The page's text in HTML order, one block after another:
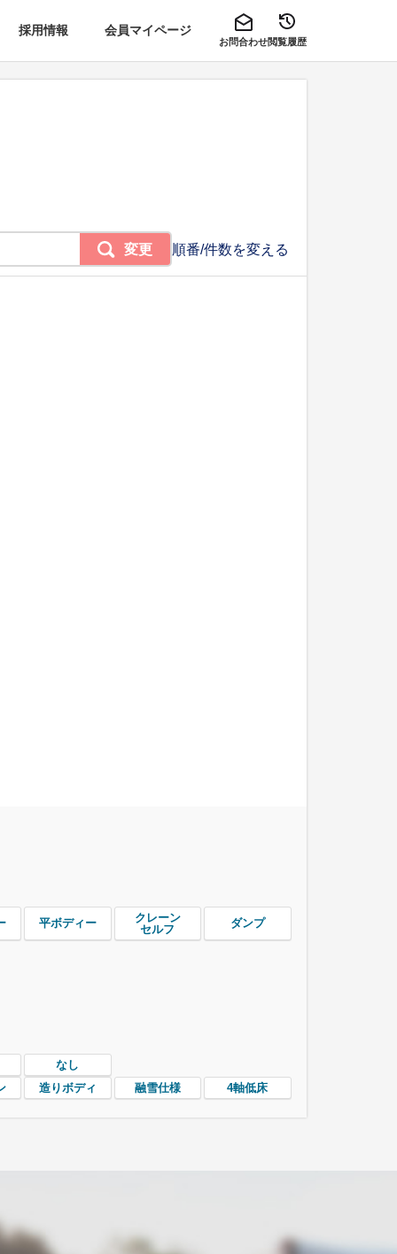
採用情報 会員マイページ
お問合わせ閲覧履歴
順番/件数を変える
変更
平ボディー
クレーン
セルフ
ダンプ
なし
造りボディ 融雪仕様 4軸低床